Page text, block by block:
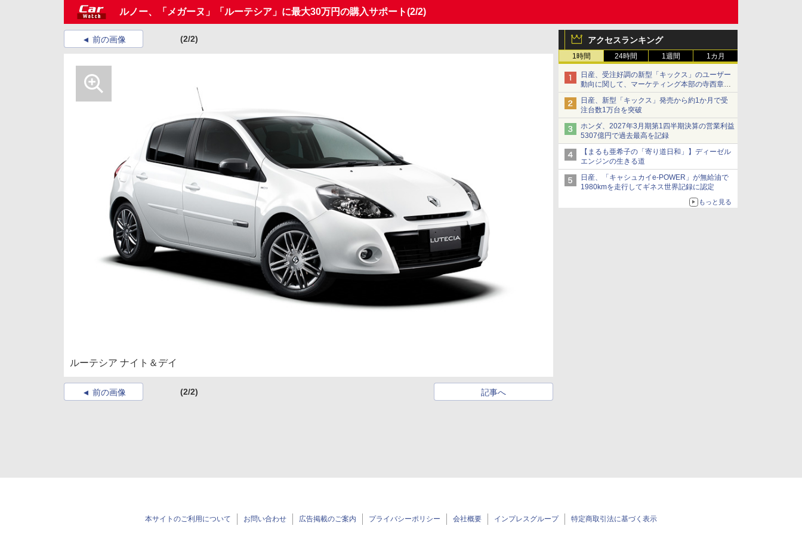
ルノー、「メガーヌ」「ルーテシア」に最大30万円の購入サポート(2/2)
アクセスランキング
1時間 24時間 1週間 1カ月
日産、受注好調の新型「キックス」のユーザー
動向に関して、マーケティング本部の寺西章氏
が解説
日産、新型「キックス」発売から約1か月で受
注台数1万台を突破
ホンダ、2027年3月期第1四半期決算の営業利益
5307億円で過去最高を記録
【まるも亜希子の「寄り道日和」】ディーゼル
エンジンの生きる道
日産、「キャシュカイe-POWER」が無給油で
1980kmを走行してギネス世界記録に認定
もっと見る
前の画像 (2/2)
ルーテシア ナイト＆デイ
前の画像 (2/2) 記事へ
本サイトのご利用について お問い合わせ 広告掲載のご案内 プライバシーポリシー 会社概要 インプレスグループ 特定商取引法に基づく表示